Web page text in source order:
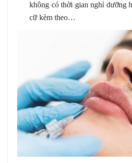
không có thời gian nghỉ dưỡng
cữ kèm theo…